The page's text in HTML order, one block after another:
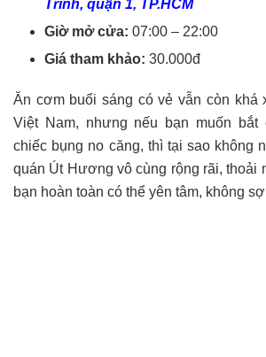
Trinh, quận 1, TP.HCM
Giờ mở cửa: 07:00 – 22:00
Giá tham khảo: 30.000đ
Ăn cơm buổi sáng có vẻ vẫn còn khá
Việt Nam, nhưng nếu bạn muốn bắt
chiếc bụng no căng, thì tại sao không
quán Út Hương vô cùng rộng rãi, thoải
bạn hoàn toàn có thể yên tâm, không